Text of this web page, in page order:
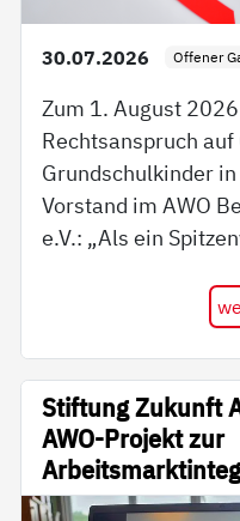
30.07.2026 Offener
Zum 1. August
Rechtsanspruch
Grundschulkinder
Vorstand im AWO
e.V.: „Als ein
Stiftung Zukunft
AWO-Projekt zur